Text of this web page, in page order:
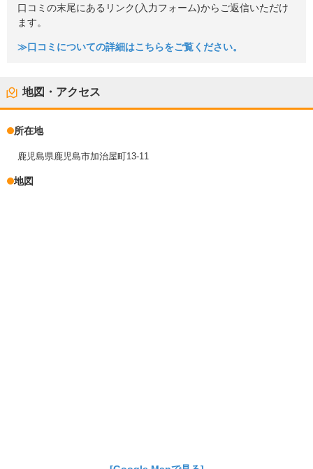
口コミの末尾にあるリンク(入力フォーム)からご返信いただけ
ます。
≫口コミについての詳細はこちらをご覧ください。
地図・アクセス
所在地
鹿児島県鹿児島市加治屋町13-11
地図